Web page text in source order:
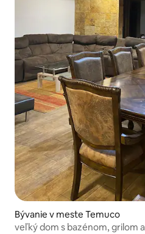
Bývanie v meste Temuco
veľký dom s bazénom, grilom